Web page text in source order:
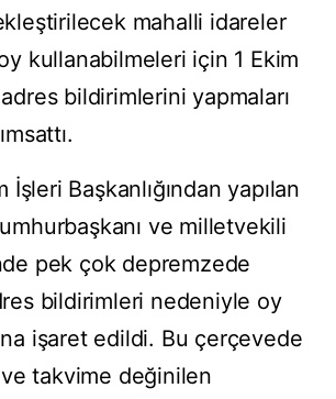
mahalli idareler
kullanabilmeleri için 1 Ekim
bildirimlerini yapmaları
İşleri Başkanlığından yapılan
ve milletvekili
pek çok depremzede
bildirimleri nedeniyle oy
işaret edildi. Bu çerçevede
takvime değinilen